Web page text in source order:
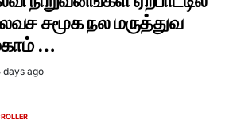
சமூக நல மருத்துவ
…
days ago